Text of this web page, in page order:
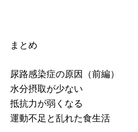
まとめ
尿路感染症の原因（前編）
水分摂取が少ない
抵抗力が弱くなる
運動不足と乱れた食生活